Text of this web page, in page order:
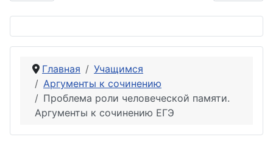
Главная
Учащимся
Аргументы к сочинению
Проблема роли человеческой памяти.
Аргументы к сочинению ЕГЭ